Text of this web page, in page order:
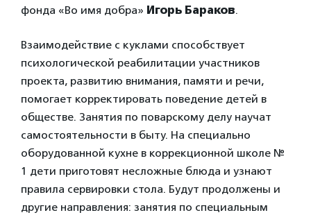
фонда «Во имя добра» Игорь Бараков.
Взаимодействие с куклами способствует
психологической реабилитации участников
проекта, развитию внимания, памяти и речи,
помогает корректировать поведение детей в
обществе. Занятия по поварскому делу научат
самостоятельности в быту. На специально
оборудованной кухне в коррекционной школе №
1 дети приготовят несложные блюда и узнают
правила сервировки стола. Будут продолжены и
другие направления: занятия по специальным